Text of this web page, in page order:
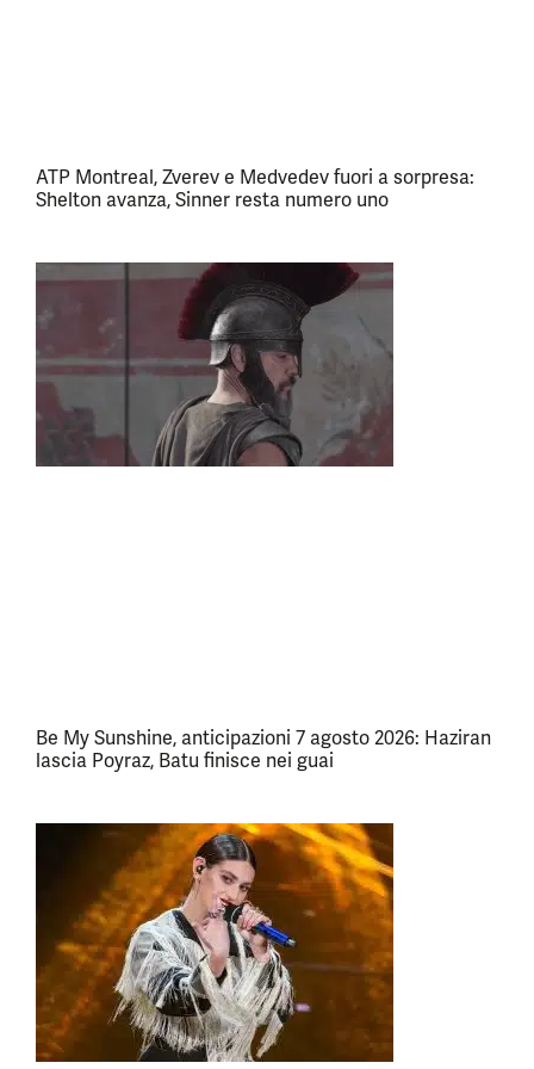
ATP Montreal, Zverev e Medvedev fuori a sorpresa:
Shelton avanza, Sinner resta numero uno
Be My Sunshine, anticipazioni 7 agosto 2026: Haziran
lascia Poyraz, Batu finisce nei guai